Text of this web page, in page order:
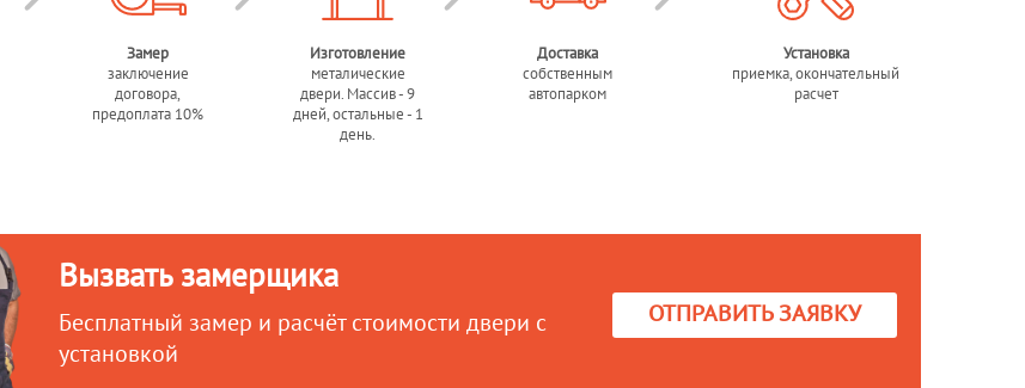
Замер
заключение
договора,
предоплата 10%
Изготовление
металические
двери. Массив - 9
дней, остальные - 1
день.
Доставка
собственным
автопарком
Установка
приемка, окончательный
расчет
Вызвать замерщика
Бесплатный замер и расчёт стоимости двери с
установкой
ОТПРАВИТЬ ЗАЯВКУ